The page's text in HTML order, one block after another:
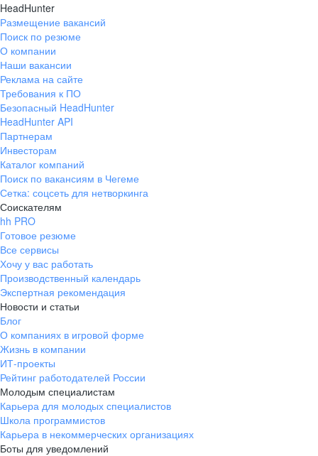
HeadHunter
Размещение вакансий
Поиск по резюме
О компании
Наши вакансии
Реклама на сайте
Требования к ПО
Безопасный HeadHunter
HeadHunter API
Партнерам
Инвесторам
Каталог компаний
Поиск по вакансиям в Чегеме
Сетка: соцсеть для нетворкинга
Соискателям
hh PRO
Готовое резюме
Все сервисы
Хочу у вас работать
Производственный календарь
Экспертная рекомендация
Новости и статьи
Блог
О компаниях в игровой форме
Жизнь в компании
ИТ-проекты
Рейтинг работодателей России
Молодым специалистам
Карьера для молодых специалистов
Школа программистов
Карьера в некоммерческих организациях
Боты для уведомлений